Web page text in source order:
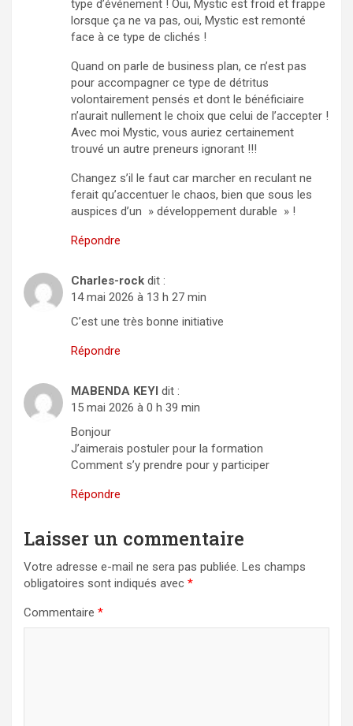
type d’événement ! Oui, Mystic est froid et frappe
lorsque ça ne va pas, oui, Mystic est remonté
face à ce type de clichés !
Quand on parle de business plan, ce n’est pas
pour accompagner ce type de détritus
volontairement pensés et dont le bénéficiaire
n’aurait nullement le choix que celui de l’accepter !
Avec moi Mystic, vous auriez certainement
trouvé un autre preneurs ignorant !!!
Changez s’il le faut car marcher en reculant ne
ferait qu’accentuer le chaos, bien que sous les
auspices d’un » développement durable » !
Répondre
Charles-rock dit :
14 mai 2026 à 13 h 27 min
C’est une très bonne initiative
Répondre
MABENDA KEYI dit :
15 mai 2026 à 0 h 39 min
Bonjour
J’aimerais postuler pour la formation
Comment s’y prendre pour y participer
Répondre
Laisser un commentaire
Votre adresse e-mail ne sera pas publiée. Les champs
obligatoires sont indiqués avec *
Commentaire *